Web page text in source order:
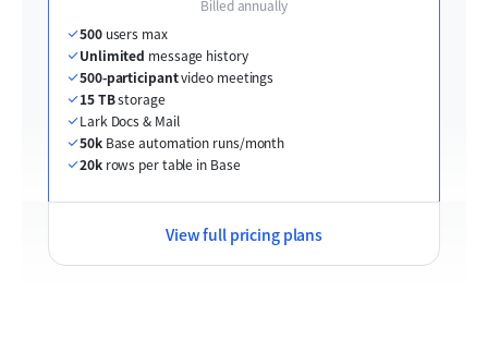
Billed annually
500 users max
Unlimited message history
500-participant video meetings
15 TB storage
Lark Docs & Mail
50k Base automation runs/month
20k rows per table in Base
View full pricing plans